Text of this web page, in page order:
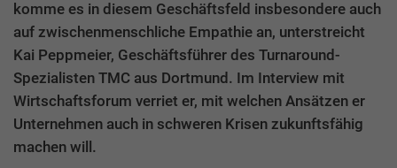
komme es in diesem Geschäftsfeld insbesondere auch
auf zwischenmenschliche Empathie an, unterstreicht
Kai Peppmeier, Geschäftsführer des Turnaround-
Spezialisten TMC aus Dortmund. Im Interview mit
Wirtschaftsforum verriet er, mit welchen Ansätzen er
Unternehmen auch in schweren Krisen zukunftsfähig
machen will.